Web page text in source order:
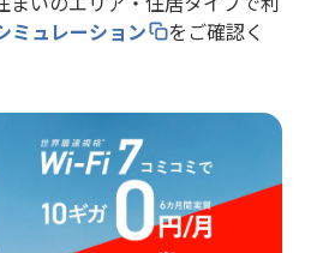
ミュレーション
をご確認く